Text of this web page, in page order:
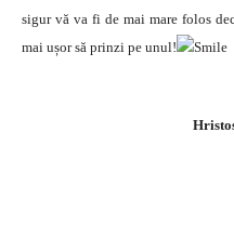
sigur vă va fi de mai mare folos
mai ușor să prinzi pe unul!